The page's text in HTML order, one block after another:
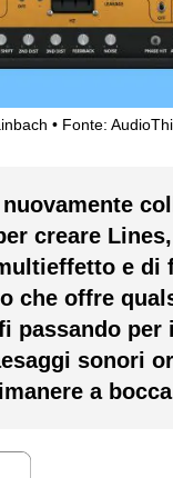
Fonte:
creare
e di
che offre
passando per
sonori
a